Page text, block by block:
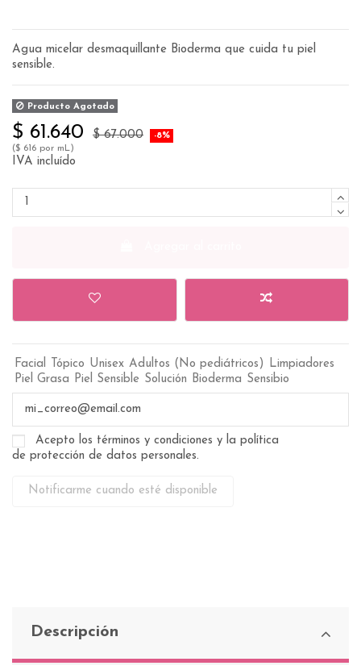
Agua micelar desmaquillante Bioderma que cuida tu piel
sensible.
Producto Agotado
$ 61.640 $ 67.000 -8%
($ 616 por mL)
IVA incluído
Facial Tópico Unisex Adultos (No pediátricos)
Limpiadores
Piel Grasa
Piel Sensible Solución Bioderma Sensibio
Acepto los términos y condiciones y la política
de protección de datos personales.
Descripción